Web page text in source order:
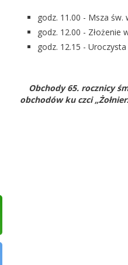
godz. 11.00 - Msza św.
godz. 12.00 -
godz. 12.15 -
Obchody 65. rocznicy
obchodów ku czci